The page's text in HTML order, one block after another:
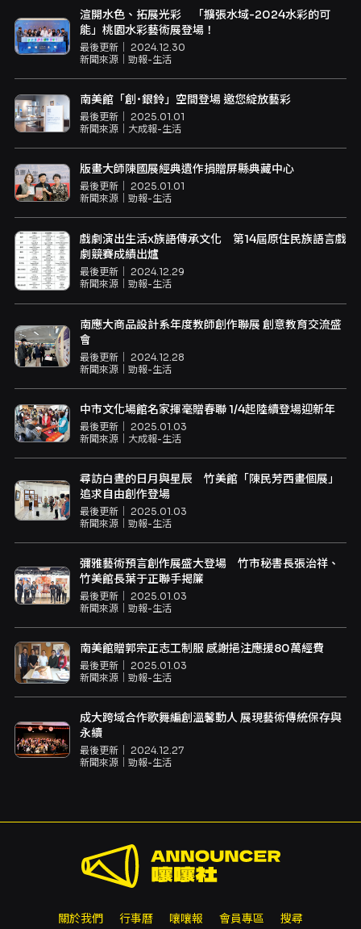
渲開水色、拓展光彩 「擴張水域-2024水彩的可
能」桃園水彩藝術展登場！
最後更新｜ 2024.12.30
新聞來源｜ 勁報-生活
南美館「創˙銀鈴」空間登場 邀您綻放藝彩
最後更新｜ 2025.01.01
新聞來源｜ 大成報-生活
版畫大師陳國展經典遺作捐贈屏縣典藏中心
最後更新｜ 2025.01.01
新聞來源｜ 勁報-生活
戲劇演出生活x族語傳承文化 第14屆原住民族語言戲
劇競賽成績出爐
最後更新｜ 2024.12.29
新聞來源｜ 勁報-生活
南應大商品設計系年度教師創作聯展 創意教育交流盛
會
最後更新｜ 2024.12.28
新聞來源｜ 勁報-生活
中市文化場館名家揮毫贈春聯 1/4起陸續登場迎新年
最後更新｜ 2025.01.03
新聞來源｜ 大成報-生活
尋訪白晝的日月與星辰 竹美館「陳民芳西畫個展」
追求自由創作登場
最後更新｜ 2025.01.03
新聞來源｜ 勁報-生活
彌雅藝術預言創作展盛大登場 竹市秘書長張治祥、
竹美館長葉于正聯手揭簾
最後更新｜ 2025.01.03
新聞來源｜ 勁報-生活
南美館贈郭宗正志工制服 感謝挹注應援80萬經費
最後更新｜ 2025.01.03
新聞來源｜ 勁報-生活
成大跨域合作歌舞編創溫馨動人 展現藝術傳統保存與
永續
最後更新｜ 2024.12.27
新聞來源｜ 勁報-生活
關於我們 行事曆 嚷嚷報 會員專區 搜尋